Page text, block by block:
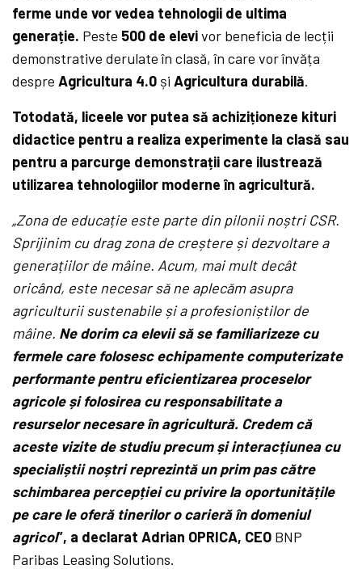
ferme unde vor vedea tehnologii de ultima
generație. Peste 500 de elevivor beneficia de lecții
demonstrative derulate în clasă, în care vor învăța
despreAgricultura 4.0 șiAgricultura durabilă.
Totodată, liceele vor putea să achiziționeze kituri
didactice pentru a realiza experimente la clasă sau
pentru a parcurge demonstrații care ilustrează
utilizarea tehnologiilor moderne în agricultură.
„Zona de educație este parte din pilonii noștri CSR.
Sprijinim cu drag zona de creștere și dezvoltare a
generațiilor de mâine. Acum, mai mult decât
oricând, este necesar să ne aplecăm asupra
agriculturii sustenabile și a profesioniștilor de
mâine. Ne dorim ca elevii să se familiarizeze cu
fermele care folosesc echipamente computerizate
performante pentru eficientizarea proceselor
agricole și folosirea cu responsabilitate a
resurselor necesare în agricultură. Credem că
aceste vizite de studiu precum și interacțiunea cu
specialiștii noștri reprezintă un prim pas către
schimbarea percepției cu privire la oportunitățile
pe care le oferă tinerilor o carieră în domeniul
agricol”, a declarat Adrian OPRICA, CEO BNP
Paribas Leasing Solutions.